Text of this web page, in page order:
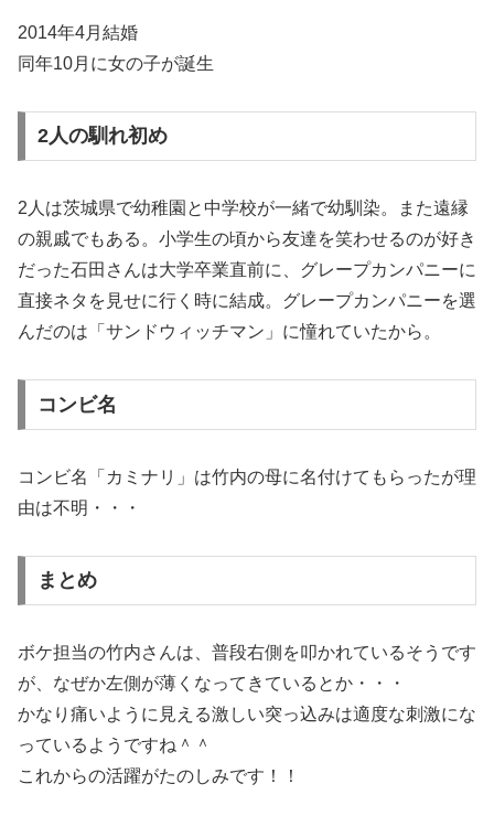
2014年4月結婚
同年10月に女の子が誕生
2人の馴れ初め
2人は茨城県で幼稚園と中学校が一緒で幼馴染。また遠縁
の親戚でもある。小学生の頃から友達を笑わせるのが好き
だった石田さんは大学卒業直前に、グレープカンパニーに
直接ネタを見せに行く時に結成。グレープカンパニーを選
んだのは「サンドウィッチマン」に憧れていたから。
コンビ名
コンビ名「カミナリ」は竹内の母に名付けてもらったが理
由は不明・・・
まとめ
ボケ担当の竹内さんは、普段右側を叩かれているそうです
が、なぜか左側が薄くなってきているとか・・・
かなり痛いように見える激しい突っ込みは適度な刺激にな
っているようですね＾＾
これからの活躍がたのしみです！！